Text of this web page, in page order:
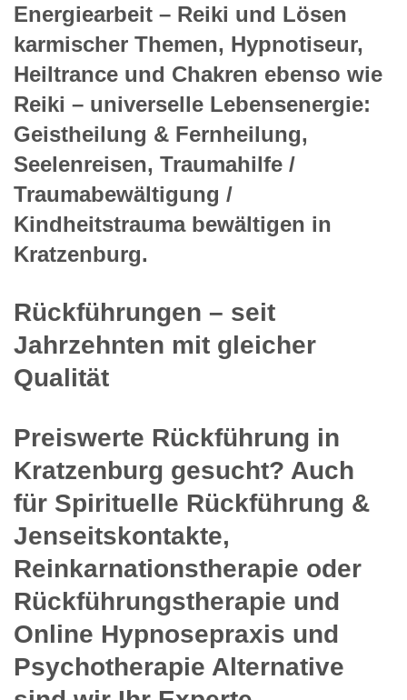
Energiearbeit – Reiki und Lösen
karmischer Themen, Hypnotiseur,
Heiltrance und Chakren ebenso wie
Reiki – universelle Lebensenergie:
Geistheilung & Fernheilung,
Seelenreisen, Traumahilfe /
Traumabewältigung /
Kindheitstrauma bewältigen in
Kratzenburg.
Rückführungen – seit
Jahrzehnten mit gleicher
Qualität
Preiswerte Rückführung in
Kratzenburg gesucht? Auch
für Spirituelle Rückführung &
Jenseitskontakte,
Reinkarnationstherapie oder
Rückführungstherapie und
Online Hypnosepraxis und
Psychotherapie Alternative